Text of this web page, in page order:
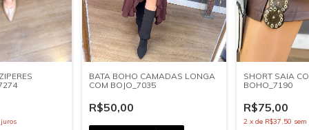
BATA BOHO CAMADAS LONGA
COM BOJO_7035
R$50,00
SHORT SAIA
BOHO_7190
R$75,00
2 x de R$37,50